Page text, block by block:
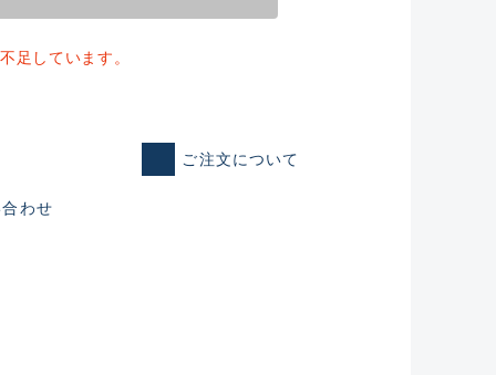
れた未使用
足しています。
ご注文について
わせ